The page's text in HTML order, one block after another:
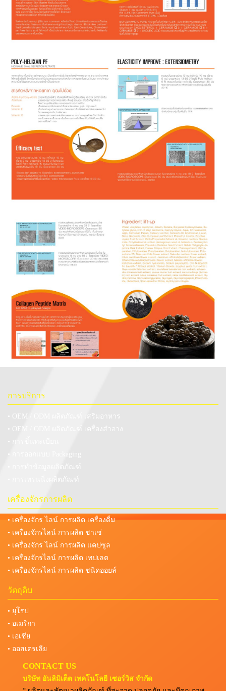
การบริการ
• OEM / ODM ผลิตภัณฑ์ เสริมอาหาร
• OEM / ODM ผลิตภัณฑ์ เครื่องสำอาง
• การขึ้นทะเบียน
• การออกแบบ Packaging
• การทำข้อมูลผลิตภัณฑ์
• การเทรนนิ่งผลิตภัณฑ์
เครื่องจักรการผลิต
• เครื่องจักร ไลน์ การผลิต เครื่องดื่ม
• เครื่องจักรไลน์ การผลิต ชาเช่
• เครื่องจักร ไลน์ การผลิต แคปซูล
• เครื่องจักรไลน์ การผลิต เทปเลต
• เครื่องจักรไลน์ การผลิต ชนิดออยล์
วัตถุดิบ
• ยุโรป
• อเมริกา
• เอเชีย
• ออสเตรเลีย
CONTACT US
บริษัท อันลิมิเต็ต เทคโนโลยี เซอร์วิส จำกัด